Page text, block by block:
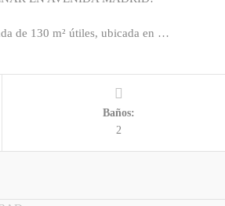
de 130 m² útiles, ubicada en …
Baños:
2